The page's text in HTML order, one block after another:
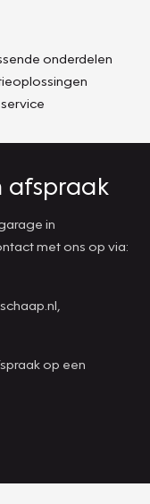
onderdelen
afspraak
in
met ons op via:
op een